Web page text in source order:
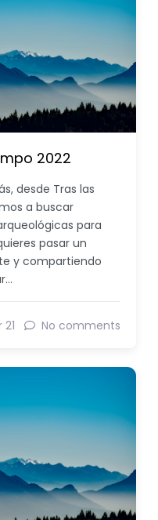
2022
desde Tras las
a buscar
para
pasar un
y compartiendo
21 No comments